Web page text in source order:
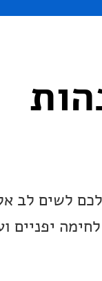
לשים לב
יפניים